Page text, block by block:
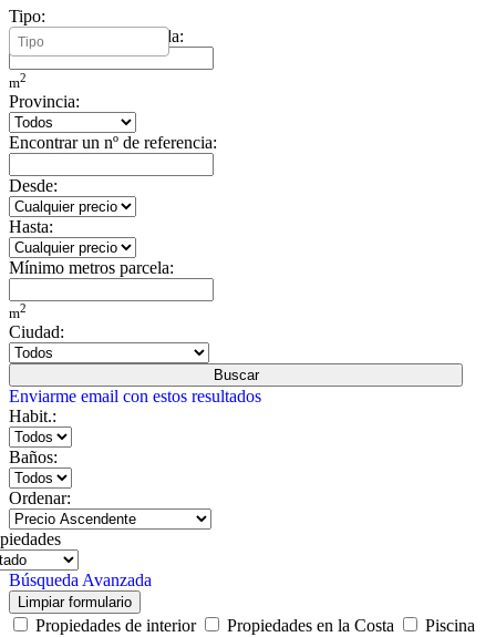
Tipo:
Mínimo metros vivienda:
m2
Provincia:
Encontrar un nº de referencia:
Desde:
Hasta:
Mínimo metros parcela:
m2
Ciudad:
Buscar
Enviarme email con estos resultados
Habit.:
Baños:
Ordenar:
Búsqueda Avanzada
Limpiar formulario
Propiedades de interior Propiedades en la Costa
Piscina